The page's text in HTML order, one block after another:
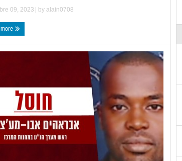
09, 2023 | by alain0708